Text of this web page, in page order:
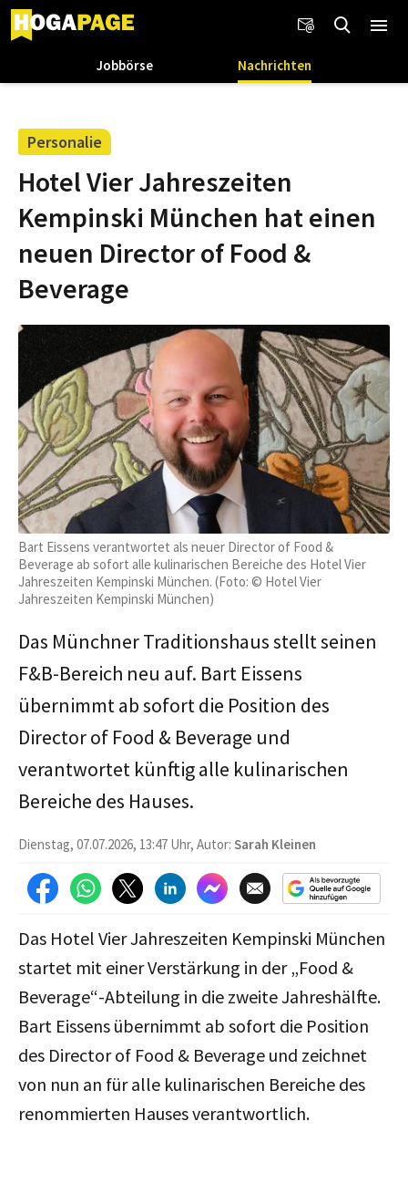
Jobbörse Nachrichten
Personalie
Hotel Vier Jahreszeiten
Kempinski München hat einen
neuen Director of Food &
Beverage
Bart Eissens verantwortet als neuer Director of Food &
Beverage ab sofort alle kulinarischen Bereiche des Hotel Vier
Jahreszeiten Kempinski München. (Foto: © Hotel Vier
Jahreszeiten Kempinski München)
Das Münchner Traditionshaus stellt seinen
F&B-Bereich neu auf. Bart Eissens
übernimmt ab sofort die Position des
Director of Food & Beverage und
verantwortet künftig alle kulinarischen
Bereiche des Hauses.
Dienstag, 07.07.2026, 13:47 Uhr, Autor: Sarah Kleinen
Das Hotel Vier Jahreszeiten Kempinski München
startet mit einer Verstärkung in der „Food &
Beverage“-Abteilung in die zweite Jahreshälfte.
Bart Eissens übernimmt ab sofort die Position
des Director of Food & Beverage und zeichnet
von nun an für alle kulinarischen Bereiche des
renommierten Hauses verantwortlich.